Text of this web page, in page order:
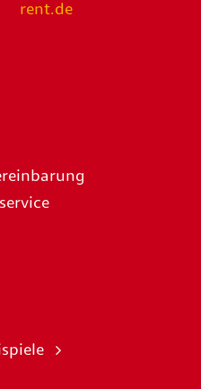
rent.de